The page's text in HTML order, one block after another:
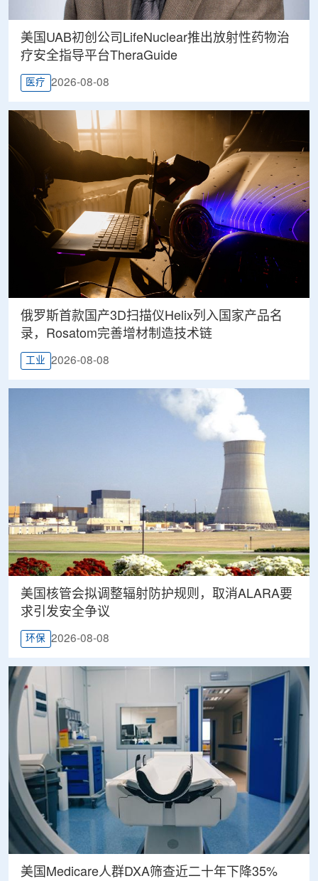
美国UAB初创公司LifeNuclear推出放射性药物治
疗安全指导平台TheraGuide
医疗 2026-08-08
俄罗斯首款国产3D扫描仪Helix列入国家产品名
录，Rosatom完善增材制造技术链
工业 2026-08-08
美国核管会拟调整辐射防护规则，取消ALARA要
求引发安全争议
环保 2026-08-08
美国Medicare人群DXA筛查近二十年下降35%